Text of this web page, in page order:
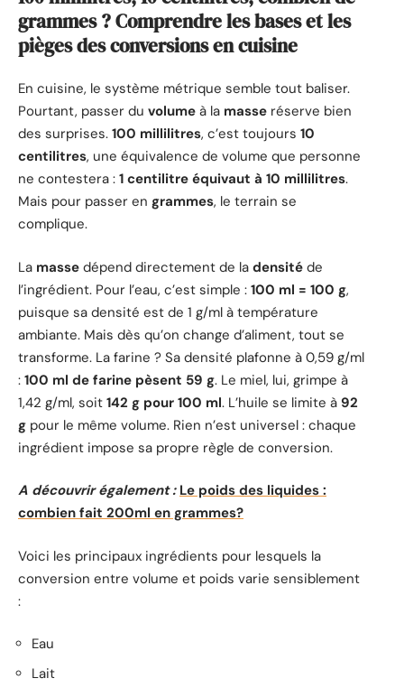
grammes ? Comprendre les bases et les
pièges des conversions en cuisine
En cuisine, le système métrique semble tout baliser.
Pourtant, passer du volume à la masse réserve bien
des surprises. 100 millilitres, c’est toujours 10
centilitres, une équivalence de volume que personne
ne contestera : 1 centilitre équivaut à 10 millilitres.
Mais pour passer en grammes, le terrain se
complique.
La masse dépend directement de la densité de
l’ingrédient. Pour l’eau, c’est simple : 100 ml = 100 g,
puisque sa densité est de 1 g/ml à température
ambiante. Mais dès qu’on change d’aliment, tout se
transforme. La farine ? Sa densité plafonne à 0,59 g/ml
: 100 ml de farine pèsent 59 g. Le miel, lui, grimpe à
1,42 g/ml, soit 142 g pour 100 ml. L’huile se limite à 92
g pour le même volume. Rien n’est universel : chaque
ingrédient impose sa propre règle de conversion.
A découvrir également : Le poids des liquides :
combien fait 200ml en grammes?
Voici les principaux ingrédients pour lesquels la
conversion entre volume et poids varie sensiblement
:
Eau
Lait